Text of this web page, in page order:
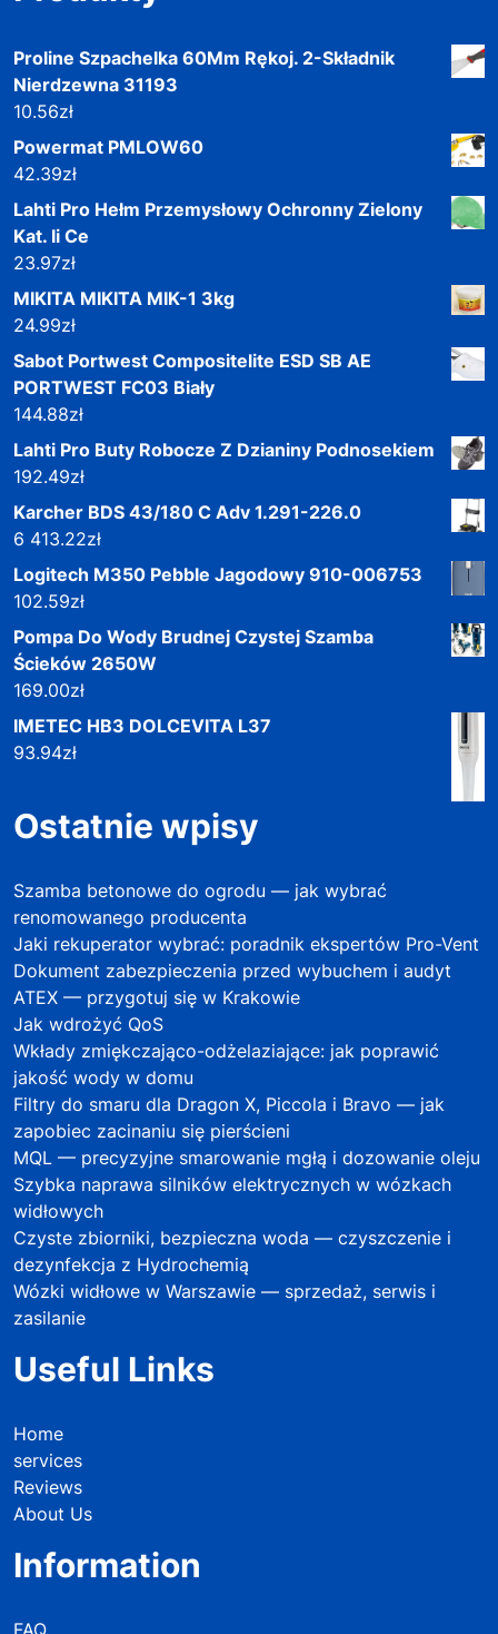
Proline Szpachelka 60Mm Rękoj. 2-Składnik
Nierdzewna 31193
10.56zł
Powermat PMLOW60
42.39zł
Lahti Pro Hełm Przemysłowy Ochronny Zielony
Kat. Ii Ce
23.97zł
MIKITA MIKITA MIK-1 3kg
24.99zł
Sabot Portwest Compositelite ESD SB AE
PORTWEST FC03 Biały
144.88zł
Lahti Pro Buty Robocze Z Dzianiny Podnosekiem
192.49zł
Karcher BDS 43/180 C Adv 1.291-226.0
6 413.22zł
Logitech M350 Pebble Jagodowy 910-006753
102.59zł
Pompa Do Wody Brudnej Czystej Szamba
Ścieków 2650W
169.00zł
IMETEC HB3 DOLCEVITA L37
93.94zł
Ostatnie wpisy
Szamba betonowe do ogrodu — jak wybrać
renomowanego producenta
Jaki rekuperator wybrać: poradnik ekspertów Pro-Vent
Dokument zabezpieczenia przed wybuchem i audyt
ATEX — przygotuj się w Krakowie
Jak wdrożyć QoS
Wkłady zmiękczająco-odżelaziające: jak poprawić
jakość wody w domu
Filtry do smaru dla Dragon X, Piccola i Bravo — jak
zapobiec zacinaniu się pierścieni
MQL — precyzyjne smarowanie mgłą i dozowanie oleju
Szybka naprawa silników elektrycznych w wózkach
widłowych
Czyste zbiorniki, bezpieczna woda — czyszczenie i
dezynfekcja z Hydrochemią
Wózki widłowe w Warszawie — sprzedaż, serwis i
zasilanie
Useful Links
Home
services
Reviews
About Us
Information
FAQ